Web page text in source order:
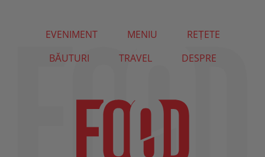
EVENIMENT MENIU
REȚETE
BĂUTURI
TRAVEL DESPRE